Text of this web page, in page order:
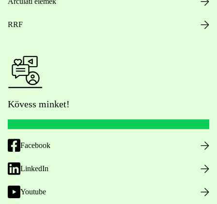
RRF
Kövess minket!
Facebook
LinkedIn
Youtube